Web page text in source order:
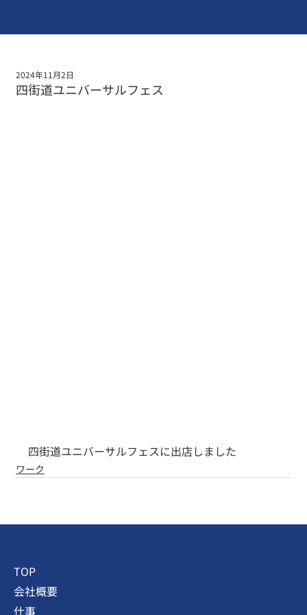
四街道ユニバーサルフェス
2024年11月2日
四街道ユニバーサルフェスに出店しました
ワーク
TOP
会社概要
仕事